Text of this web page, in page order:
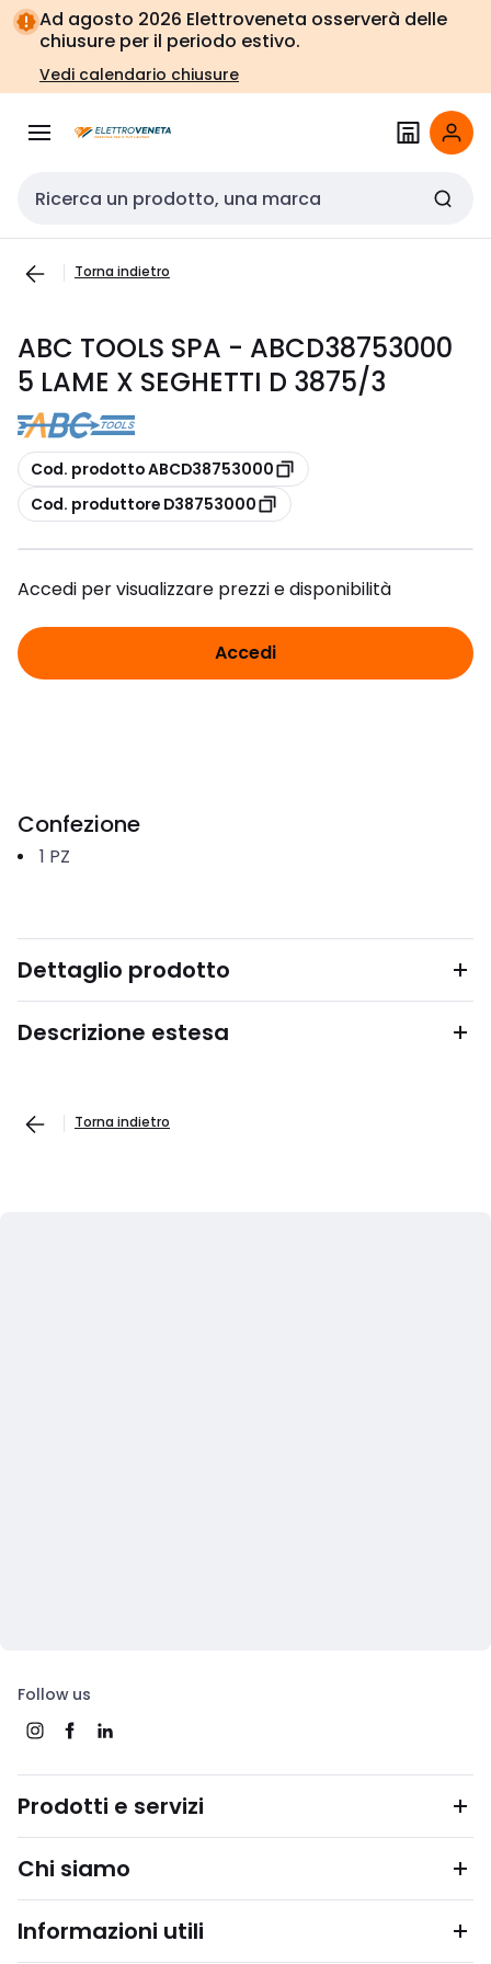
Vai alla
navigazione
Vai
alla
pagina
Ad agosto 2026 Elettroveneta osserverà delle
chiusure per il periodo estivo.
Vedi calendario chiusure
Cerca input
Torna indietro
ABC TOOLS SPA - ABCD38753000
5 LAME X SEGHETTI D 3875/3
copia
Cod. prodotto ABCD38753000
copia
Cod. produttore D38753000
Accedi per visualizzare prezzi e disponibilità
Accedi
Confezione
1 PZ
Dettaglio prodotto
Descrizione estesa
Torna indietro
Follow us
Prodotti e servizi
Chi siamo
Informazioni utili